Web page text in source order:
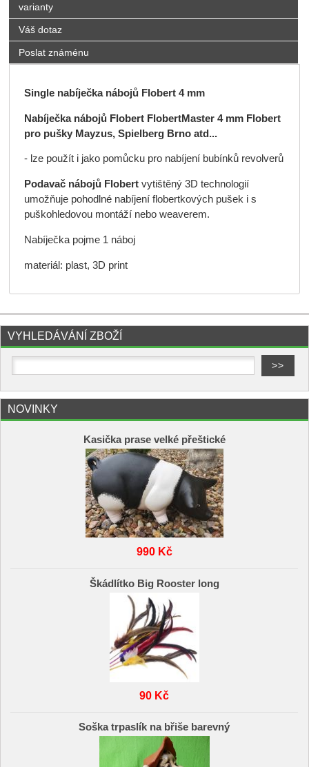
varianty
Váš dotaz
Poslat známénu
Single nabíječka nábojů Flobert 4 mm
Nabíječka nábojů Flobert FlobertMaster 4 mm Flobert
pro pušky Mayzus, Spielberg Brno atd...
- lze použít i jako pomůcku pro nabíjení bubínků revolverů
Podavač nábojů Flobertvytištěný 3D technologií
umožňuje pohodlné nabíjení flobertkových pušek i s
puškohledovou montáží nebo weaverem.
Nabíječka pojme 1 náboj
materiál: plast, 3D print
VYHLEDÁVÁNÍ ZBOŽÍ
NOVINKY
Kasička prase velké přeštické
990 Kč
Škádlítko Big Rooster long
90 Kč
Soška trpaslík na břiše barevný